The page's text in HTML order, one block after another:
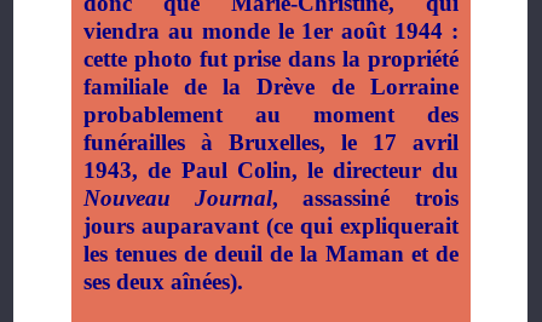
viendra au monde le 1er août 1944 :
cette photo fut prise dans la propriété
familiale de la Drève de Lorraine
probablement au moment des
funérailles à Bruxelles, le 17 avril
1943, de Paul Colin, le directeur du
Nouveau Journal, assassiné trois
jours auparavant (ce qui expliquerait
les tenues de deuil de la Maman et de
ses deux aînées).